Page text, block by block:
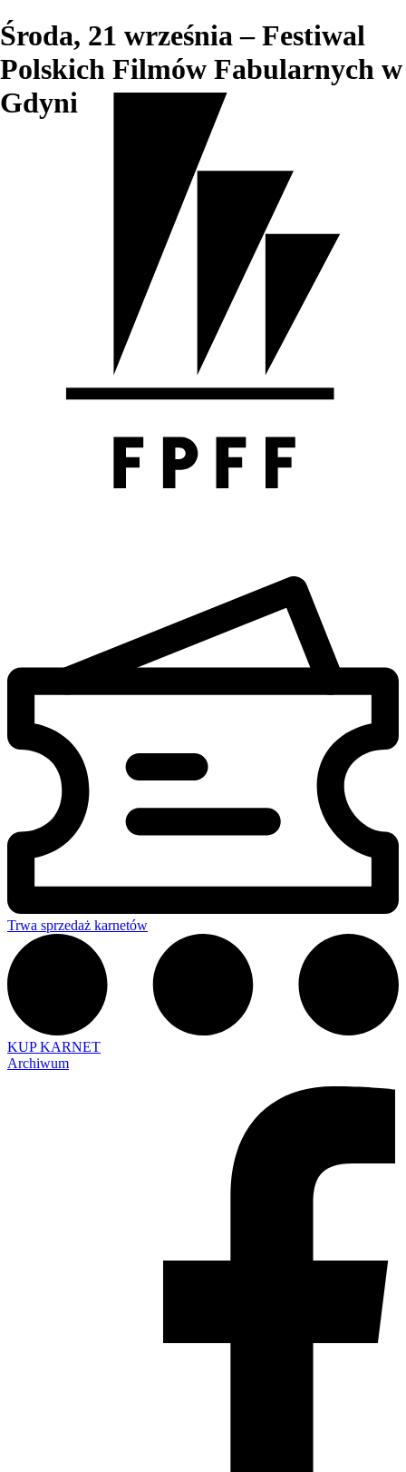
Środa, 21 września – Festiwal
Polskich Filmów Fabularnych w
Gdyni
Trwa sprzedaż karnetów
KUP KARNET
Archiwum